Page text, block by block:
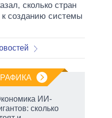
сколько стран
созданию системы
ИИ-
сколько